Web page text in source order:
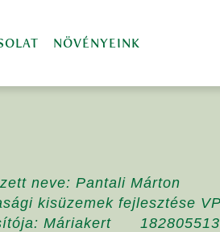
NÖVÉNYEINK
neve: Pantali Márton
kisüzemek fejlesztése
Máriakert